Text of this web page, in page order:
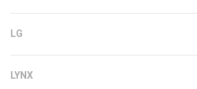
LG
LYNX